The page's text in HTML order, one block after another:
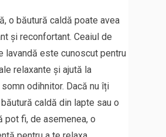
o băutură caldă poate avea
și reconfortant. Ceaiul de
lavandă este cunoscut pentru
relaxante și ajută la
odihnitor. Dacă nu îți
caldă din lapte sau o
pot fi, de asemenea, o